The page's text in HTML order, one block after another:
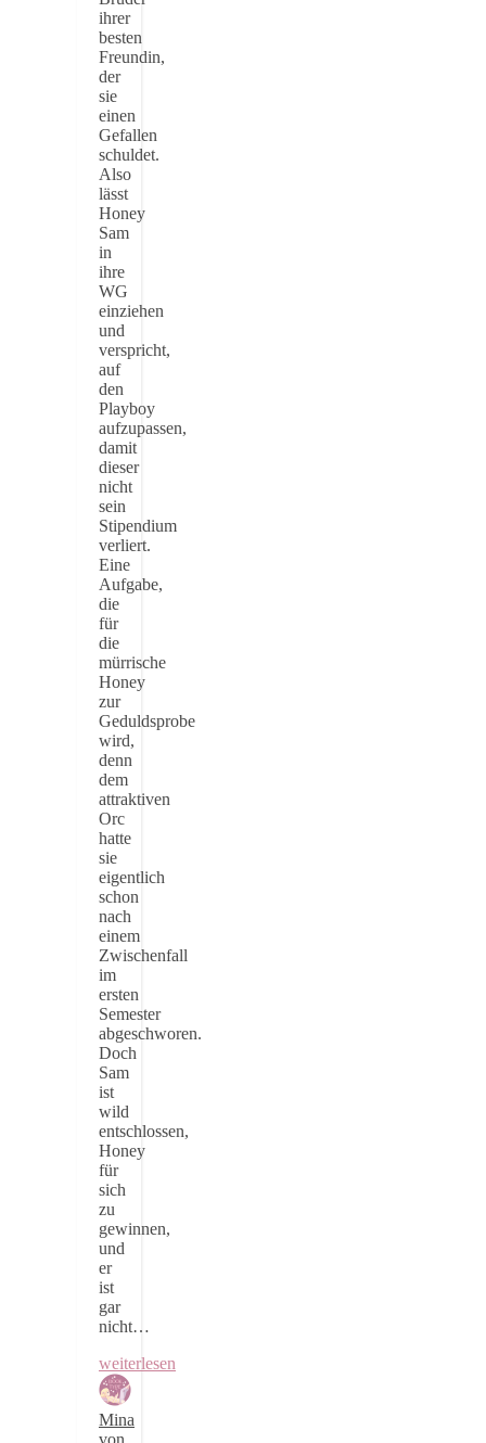
ihrer
besten
Freundin,
der
sie
einen
Gefallen
schuldet.
Also
lässt
Honey
Sam
in
ihre
WG
einziehen
und
verspricht,
auf
den
Playboy
aufzupassen,
damit
dieser
nicht
sein
Stipendium
verliert.
Eine
Aufgabe,
die
für
die
mürrische
Honey
zur
Geduldsprobe
wird,
denn
dem
attraktiven
Orc
hatte
sie
eigentlich
schon
nach
einem
Zwischenfall
im
ersten
Semester
abgeschworen.
Doch
Sam
ist
wild
entschlossen,
Honey
für
sich
zu
gewinnen,
und
er
ist
gar
nicht…
weiterlesen
Mina
von